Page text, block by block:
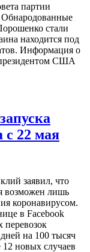
партии
стали
находится под
Информация о
США
с 22 мая
заявил, что
возможен лишь
коронавирусом.
в Facebook
перевозок
на 100 тысяч
12 новых случаев